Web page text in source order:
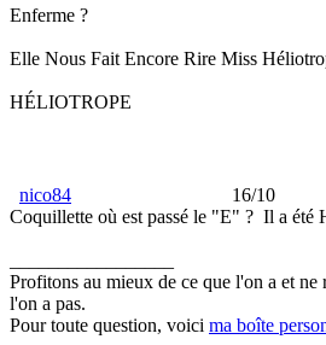
Enferme ?
Elle Nous Fait Encore Rire Miss
HÉLIOTROPE
nico84 16/10
Coquillette où est passé le "E" ? Il a été
Profitons au mieux de ce que l'on a et ne
l'on a pas.
Pour toute question, voici ma boîte